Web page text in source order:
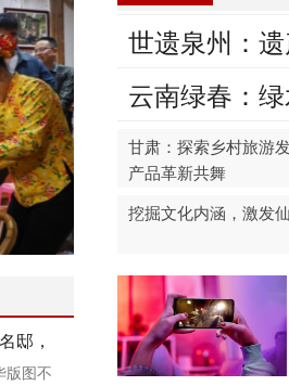
世遗泉州：
云南绿春：
甘肃：探索乡村旅游
产品革新共舞
挖掘文化内涵，激发
邸，
版图不